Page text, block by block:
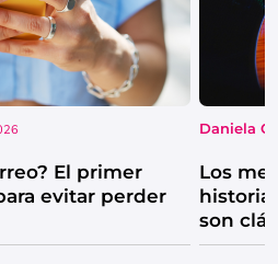
El primer
evitar perder
Daniela
Los
historia
son